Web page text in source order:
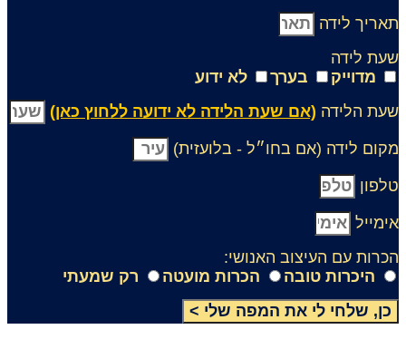
לידה
לידה
מדוייק
בערך
לא ידוע
הלידה(אם שעת הלידה לא ידועה ללחוץ כאן)
לידה (אם בחו״ל - בלועזית)
עם העיצוב האנושי:
היכרות טובה
הכרות מועטה
רק שמעתי
כן, שלחי לי את המפה שלי >